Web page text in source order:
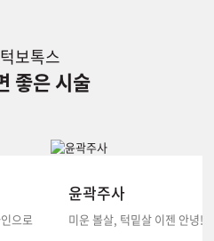
보톡스
좋은 시술
으로
윤곽주사
미운 볼살, 턱밑살 이젠 안녕!